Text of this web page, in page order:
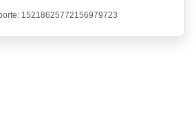
15218625772156979723